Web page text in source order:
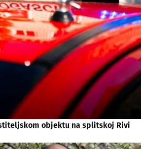
objektu na splitskoj Rivi